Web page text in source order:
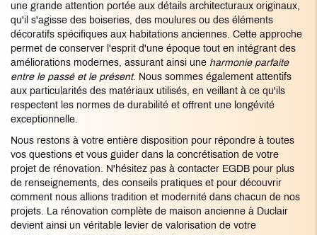
une grande attention portée aux détails architecturaux originaux,
qu'il s'agisse des boiseries, des moulures ou des éléments
décoratifs spécifiques aux habitations anciennes. Cette approche
permet de conserver l'esprit d'une époque tout en intégrant des
améliorations modernes, assurant ainsi une harmonie parfaite
entre le passé et le présent. Nous sommes également attentifs
aux particularités des matériaux utilisés, en veillant à ce qu'ils
respectent les normes de durabilité et offrent une longévité
exceptionnelle.
Nous restons à votre entière disposition pour répondre à toutes
vos questions et vous guider dans la concrétisation de votre
projet de rénovation. N'hésitez pas à contacter EGDB pour plus
de renseignements, des conseils pratiques et pour découvrir
comment nous allions tradition et modernité dans chacun de nos
projets. La rénovation complète de maison ancienne à Duclair
devient ainsi un véritable levier de valorisation de votre